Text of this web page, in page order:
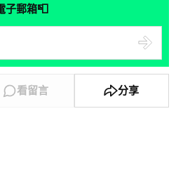
子郵箱📮
看留言 分享